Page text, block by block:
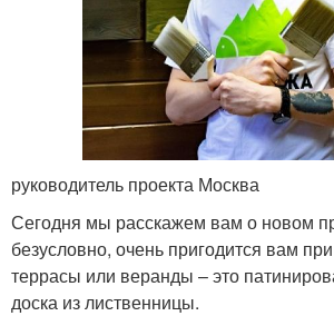
руководитель проекта Москва
Сегодня мы расскажем вам о новом
безусловно, очень пригодится вам
террасы или веранды – это
доска из лиственницы.